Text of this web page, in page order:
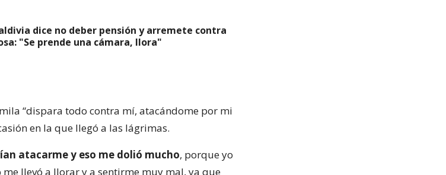
dice no deber pensión y arremete contra
"Se prende una cámara, llora"
“dispara todo contra mí, atacándome por mi
en la que llegó a las lágrimas.
atacarme y eso me dolió mucho, porque yo
llevó a llorar y a sentirme muy mal, ya que